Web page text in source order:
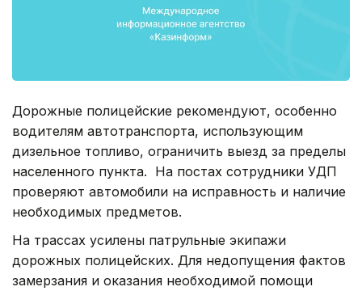
Дорожные полицейские рекомендуют, особенно
водителям автотранспорта, использующим
дизельное топливо, ограничить выезд за пределы
населенного пункта. На постах сотрудники УДП
проверяют автомобили на исправность и наличие
необходимых предметов.
На трассах усилены патрульные экипажи
дорожных полицейских. Для недопущения фактов
замерзания и оказания необходимой помощи